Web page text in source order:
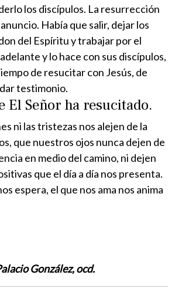
los discípulos. La resurrección
Había que salir, dejar los
del Espíritu y trabajar por el
y lo hace con sus discípulos,
de resucitar con Jesús, de
testimonio.
El Señor ha resucitado.
ni las tristezas nos alejen de la
que nuestros ojos nunca dejen de
en medio del camino, ni dejen
que el día a día nos presenta.
espera, el que nos ama nos anima
González, ocd.